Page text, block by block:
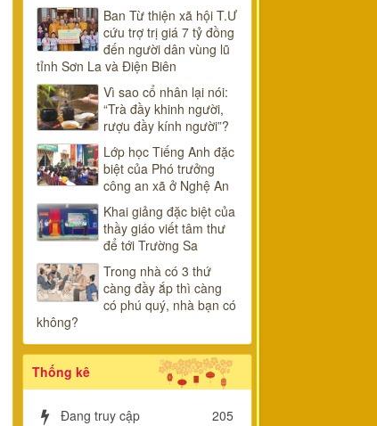
Ban Từ thiện xã hội T.Ư
cứu trợ trị giá 7 tỷ đồng
đến người dân vùng lũ
tỉnh Sơn La và Điện Biên
Vì sao cổ nhân lại nói:
“Trà đầy khinh người,
rượu đầy kính người”?
Lớp học Tiếng Anh đặc
biệt của Phó trưởng
công an xã ở Nghệ An
Khai giảng đặc biệt của
thầy giáo viết tâm thư
để tới Trường Sa
Trong nhà có 3 thứ
càng đầy ắp thì càng
có phú quý, nhà bạn có
không?
Thống kê
Đang truy cập
205